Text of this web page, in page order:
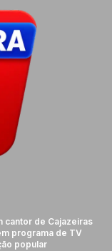
cantor de Cajazeiras
programa de TV
popular